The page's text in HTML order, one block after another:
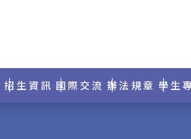
招生資訊 國際交流 辦法規章 學生